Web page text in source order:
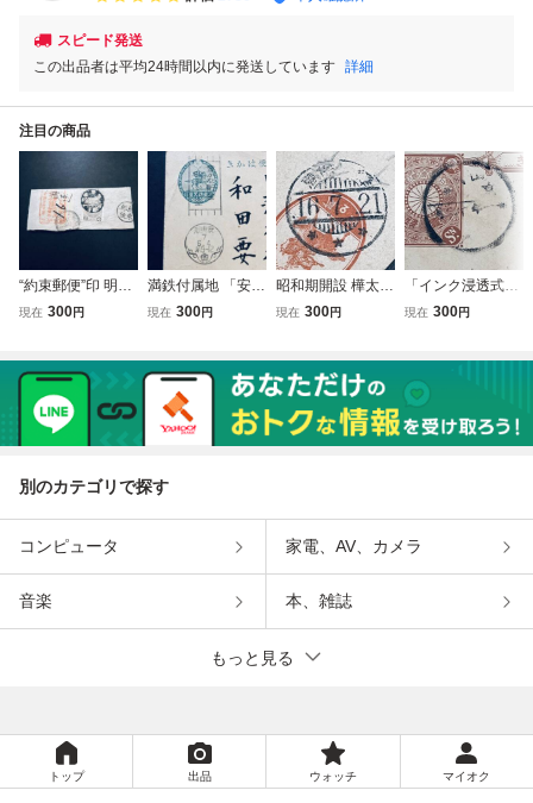
スピード発送
この出品者は平均24時間以内に発送しています 詳細
注目の商品
“約束郵便”印 明治
36年 菊切手半銭
タイア
現在 300円
満鉄付属地 「安東
県」局名横一列標
い人生」昭和7年
楠公1銭5厘はがき
満州 エンタイア
現在 300円
昭和期開設 樺太希
少局使用例 櫛型
楠公2銭はがき 敷
香町保恵村発 エン
タイア
現在 300円
「インク浸透式丸
一印」使用例 丸一
がき 年賀状 エン
タイア
現在 300円
別のカテゴリで探す
コンピュータ 家電、AV、カメラ
音楽 本、雑誌
もっと見る
トップ 出品 ウォッチ マイオク